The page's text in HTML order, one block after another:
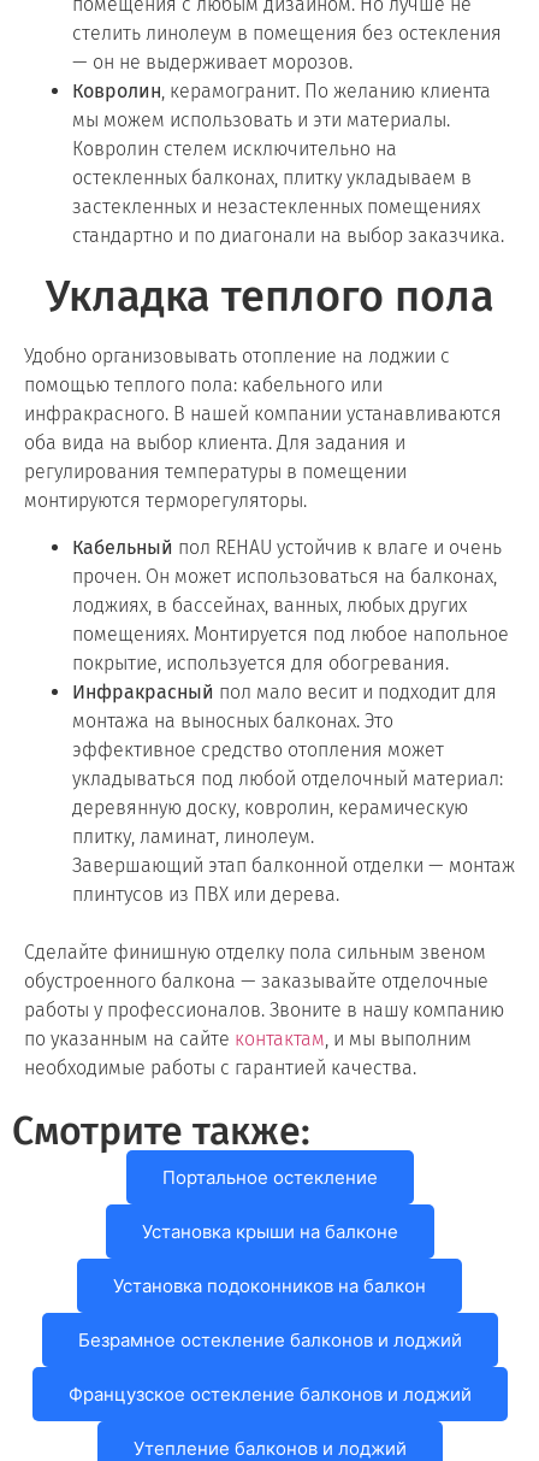
стелить линолеум в помещения без остекления
— он не выдерживает морозов.
Ковролин, керамогранит. По желанию клиента
мы можем использовать и эти материалы.
Ковролин стелем исключительно на
остекленных балконах, плитку укладываем в
застекленных и незастекленных помещениях
стандартно и по диагонали на выбор заказчика.
Укладка теплого пола
Удобно организовывать отопление на лоджии с
помощью теплого пола: кабельного или
инфракрасного. В нашей компании устанавливаются
оба вида на выбор клиента. Для задания и
регулирования температуры в помещении
монтируются терморегуляторы.
Кабельный пол REHAU устойчив к влаге и очень
прочен. Он может использоваться на балконах,
лоджиях, в бассейнах, ванных, любых других
помещениях. Монтируется под любое напольное
покрытие, используется для обогревания.
Инфракрасный пол мало весит и подходит для
монтажа на выносных балконах. Это
эффективное средство отопления может
укладываться под любой отделочный материал:
деревянную доску, ковролин, керамическую
плитку, ламинат, линолеум.
Завершающий этап балконной отделки — монтаж
плинтусов из ПВХ или дерева.
Сделайте финишную отделку пола сильным звеном
обустроенного балкона — заказывайте отделочные
работы у профессионалов. Звоните в нашу компанию
по указанным на сайте контактам , и мы выполним
необходимые работы с гарантией качества.
Смотрите также:
Портальное остекление
Установка крыши на балконе
Установка подоконников на балкон
Безрамное остекление балконов и лоджий
Французское остекление балконов и лоджий
Утепление балконов и лоджий